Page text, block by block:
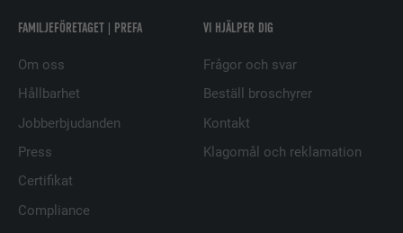
FAMILJEFÖRETAGET | PREFA
Om oss
Hållbarhet
Jobberbjudanden
Press
Certifikat
Compliance
VI HJÄLPER DIG
Frågor och svar
Beställ broschyrer
Kontakt
Klagomål och reklamation
EFTERNAMN UserMatchHistory
LEVERANTÖRER
PROCEDUR